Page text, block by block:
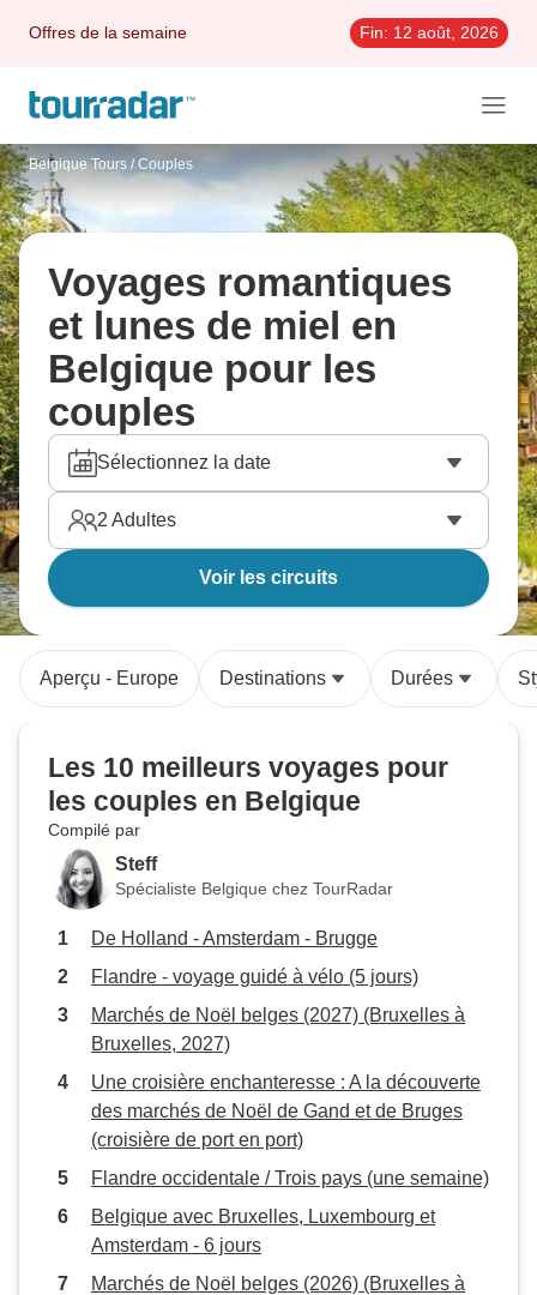
Offres de la semaine Fin: 12 août, 2026
Belgique Tours / Couples
Voyages romantiques
et lunes de miel en
Belgique pour les
couples
Sélectionnez la date
2 Adultes
Voir les circuits
Aperçu - Europe Destinations Durées
Les 10 meilleurs voyages pour
les couples en Belgique
Compilé par
Steff
Spécialiste Belgique chez TourRadar
De Holland - Amsterdam - Brugge
Flandre - voyage guidé à vélo (5 jours)
Marchés de Noël belges (2027) (Bruxelles à
Bruxelles, 2027)
Une croisière enchanteresse : A la découverte
des marchés de Noël de Gand et de Bruges
(croisière de port en port)
Flandre occidentale / Trois pays (une semaine)
Belgique avec Bruxelles, Luxembourg et
Amsterdam - 6 jours
Marchés de Noël belges (2026) (Bruxelles à